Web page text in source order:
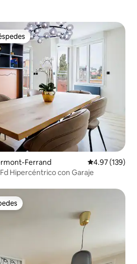
preferido
Ferrand Calificación
4.97 (139)
Hipercéntrico con Garaje